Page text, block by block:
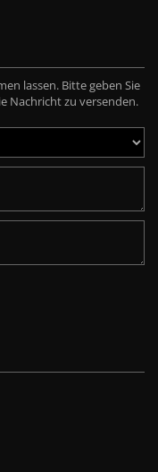
lassen. Bitte geben Sie
Nachricht zu versenden.